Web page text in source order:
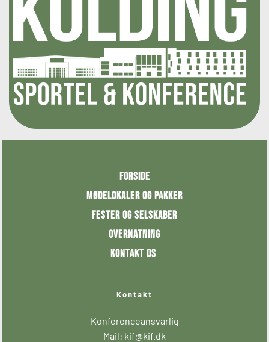
Forside
Mødelokaler og pakker
Fester og selskaber
Overnatning
Kontakt os
Kontakt
Konferenceansvarlig
Mail: kif@kif.dk